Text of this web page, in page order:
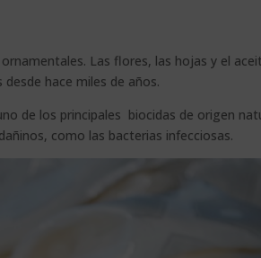
Las flores, las hojas y el
hace miles de años.
de los principales biocidas de origen
como las bacterias infecciosas.